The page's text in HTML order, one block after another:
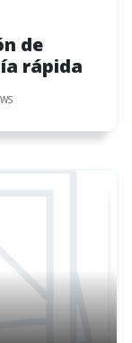
de
rápida